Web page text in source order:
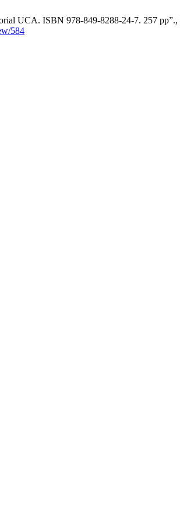
UCA. ISBN 978-849-8288-24-7. 257 pp”.,
584